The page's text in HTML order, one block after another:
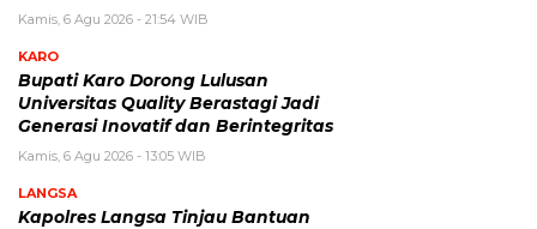
Kamis, 6 Agu 2026 - 21:54 WIB
KARO
Bupati Karo Dorong Lulusan
Universitas Quality Berastagi Jadi
Generasi Inovatif dan Berintegritas
Kamis, 6 Agu 2026 - 13:05 WIB
LANGSA
Kapolres Langsa Tinjau Bantuan